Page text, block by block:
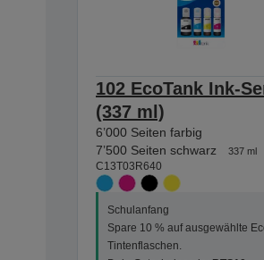
102 EcoTank Ink-
(337 ml)
6’000 Seiten farbig
7’500 Seiten schwarz
337 ml
C13T03R640
Schulanfang
Spare 10 % auf ausgewählte
Tintenflaschen.